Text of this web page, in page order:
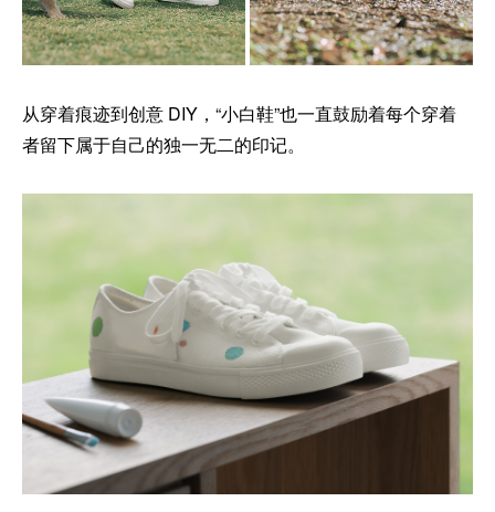
从穿着痕迹到创意 DIY，“小白鞋”也一直鼓励着每个穿着
者留下属于自己的独一无二的印记。